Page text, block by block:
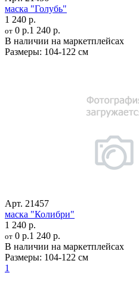
маска "Голубь"
1 240 р.
от 0 р.1 240 р.
В наличии на маркетплейсах
Размеры: 104-122 см
Арт. 21457
маска "Колибри"
1 240 р.
от 0 р.1 240 р.
В наличии на маркетплейсах
Размеры: 104-122 см
1